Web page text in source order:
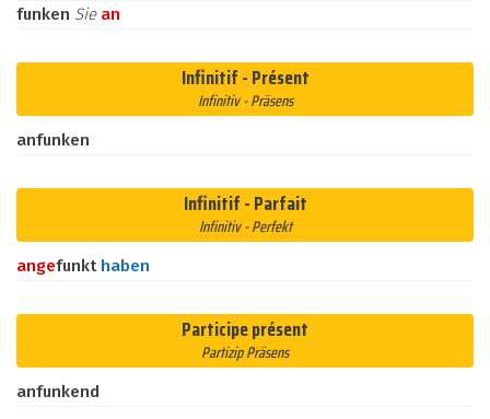
funken Sie an
Infinitif - Présent
Infinitiv - Präsens
anfunken
Infinitif - Parfait
Infinitiv - Perfekt
angefunkt haben
Participe présent
Partizip Präsens
anfunkend